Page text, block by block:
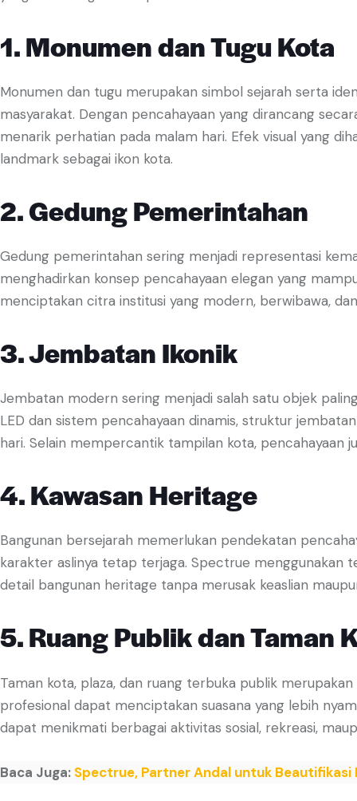
1. Monumen dan Tugu Kota
Monumen dan tugu merupakan simbol sejarah serta
masyarakat. Dengan pencahayaan yang dirancang
menarik perhatian pada malam hari. Efek visual yang
landmark sebagai ikon kota.
2. Gedung Pemerintahan
Gedung pemerintahan sering menjadi representasi
menghadirkan konsep pencahayaan elegan yang
menciptakan citra institusi yang modern, berwibawa,
3. Jembatan Ikonik
Jembatan modern sering menjadi salah satu objek
LED dan sistem pencahayaan dinamis, struktur
hari. Selain mempercantik tampilan kota, pencahayaan
4. Kawasan Heritage
Bangunan bersejarah memerlukan pendekatan
karakter aslinya tetap terjaga. Spectrue menggunakan
detail bangunan heritage tanpa merusak keaslian
5. Ruang Publik dan Taman
Taman kota, plaza, dan ruang terbuka publik
profesional dapat menciptakan suasana yang lebih
dapat menikmati berbagai aktivitas sosial, rekreasi,
Baca Juga: Spectrue, Partner Andal untuk